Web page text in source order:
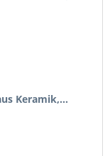
Keramik,...